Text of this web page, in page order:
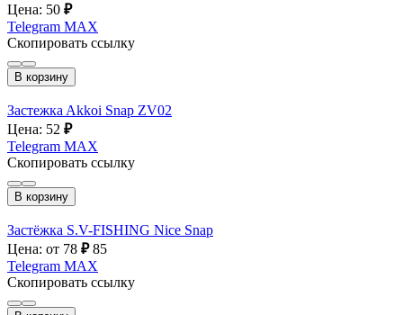
Цена: 50 ₽
Telegram MAX
Скопировать ссылку
В корзину
Застежкa Akkoi Snap ZV02
Цена: 52 ₽
Telegram MAX
Скопировать ссылку
В корзину
Застёжка S.V-FISHING Nice Snap
Цена: от 78 ₽ 85
Telegram MAX
Скопировать ссылку